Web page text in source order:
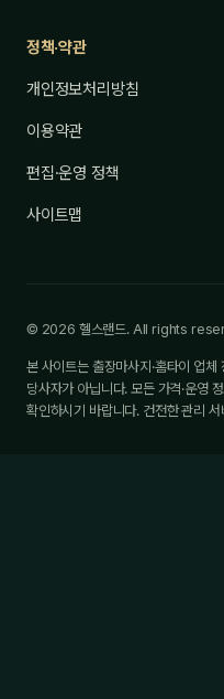
정책·약관
개인정보처리방침
이용약관
편집·운영 정책
사이트맵
© 2026 헬스랜드. All rights
본 사이트는 출장마사지·홈타이 업
당사자가 아닙니다. 모든 가격·운영
확인하시기 바랍니다. 건전한 관리